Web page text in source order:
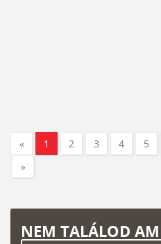
« 1 2 3 4 5
»
NEM TALÁLOD